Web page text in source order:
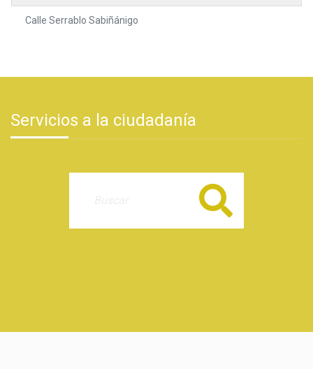
Calle Serrablo Sabiñánigo
Servicios a la ciudadanía
Buscar